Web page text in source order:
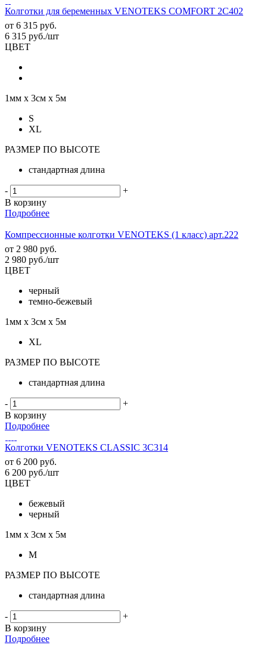
Колготки для беременных VENOTEKS COMFORT 2C402
от 6 315 руб.
6 315 руб./шт
ЦВЕТ
1мм х 3см х 5м
S
XL
РАЗМЕР ПО ВЫСОТЕ
стандартная длина
-
+
В корзину
Подробнее
Компрессионные колготки VENOTEKS (1 класс) арт.222
от 2 980 руб.
2 980 руб./шт
ЦВЕТ
черный
темно-бежевый
1мм х 3см х 5м
XL
РАЗМЕР ПО ВЫСОТЕ
стандартная длина
-
+
В корзину
Подробнее
Колготки VENOTEKS CLASSIC 3C314
от 6 200 руб.
6 200 руб./шт
ЦВЕТ
бежевый
черный
1мм х 3см х 5м
M
РАЗМЕР ПО ВЫСОТЕ
стандартная длина
-
+
В корзину
Подробнее